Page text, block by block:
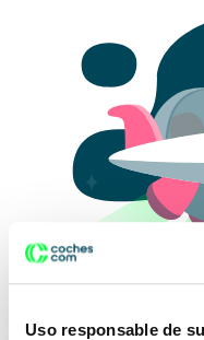
Uso responsable de